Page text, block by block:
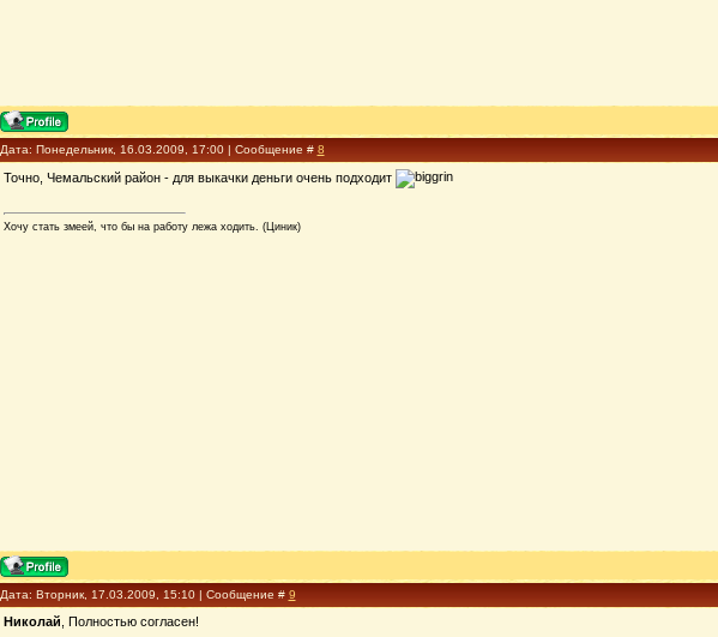
Дата: Понедельник, 16.03.2009, 17:00 | Сообщение # 8
Точно, Чемальский район - для выкачки деньги очень подходит
Хочу стать змеей, что бы на работу лежа ходить. (Циник)
Дата: Вторник, 17.03.2009, 15:10 | Сообщение # 9
Николай , Полностью согласен!